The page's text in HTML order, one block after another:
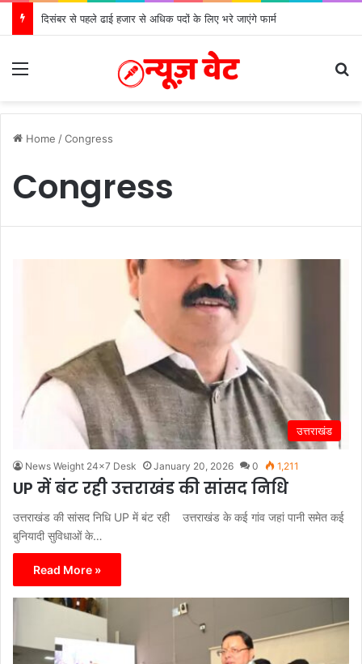
दिसंबर से पहले ढाई हजार से अधिक पदों के लिए भरे जाएंगे फार्म
Home /Congress
Congress
उत्तराखंड
News Weight 24x7 Desk January 20, 2026 0 1,211
UP में बंट रही उत्तराखंड की सांसद निधि
उत्तराखंड की सांसद निधि UP में बंट रही उत्तराखंड के कई गांव जहां पानी समेत कई
बुनियादी सुविधाओं के…
Read More »